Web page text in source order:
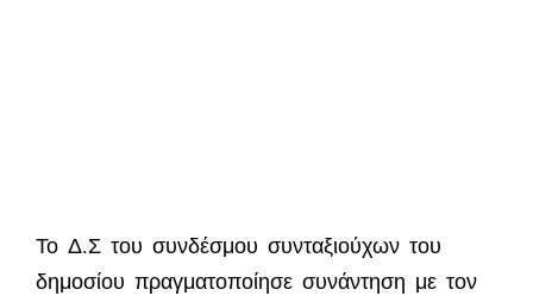
Το Δ.Σ του συνδέσμου συνταξιούχων του
δημοσίου πραγματοποίησε συνάντηση με τον